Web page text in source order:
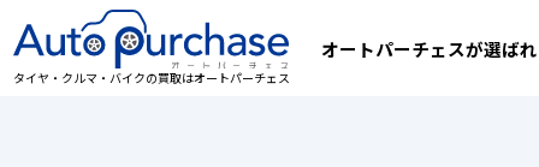
タイヤ・クルマ・バイクの買取はオートパーチェス
オートパーチェスが選ば